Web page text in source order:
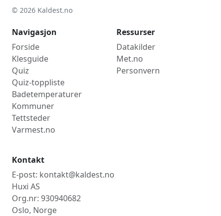
© 2026 Kaldest.no
Navigasjon
Forside
Klesguide
Quiz
Quiz-toppliste
Badetemperaturer
Kommuner
Tettsteder
Varmest.no
Ressurser
Datakilder
Met.no
Personvern
Kontakt
E-post: kontakt@kaldest.no
Huxi AS
Org.nr: 930940682
Oslo, Norge